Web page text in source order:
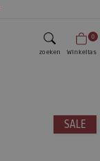
zoeken
0
Winkeltas
SALE